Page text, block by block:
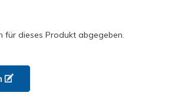
für dieses Produkt abgegeben.